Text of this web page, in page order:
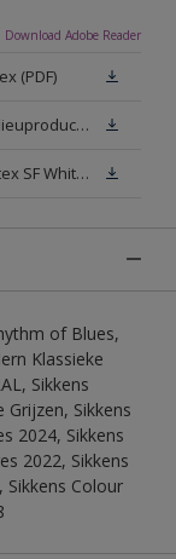
Download Adobe Reader
(PDF)
Sikkens Interior Wallpaints - EPD of Milieuproductverklaring
Veiligheidsinformatieblad Alpha Humitex SF White W05 (MSDS)
of Blues,
Klassieke
Sikkens
Grijzen, Sikkens
2024, Sikkens
2022, Sikkens
Sikkens Colour